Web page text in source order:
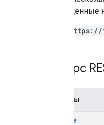
приведенные
https://
Ресурс
Методы
delete